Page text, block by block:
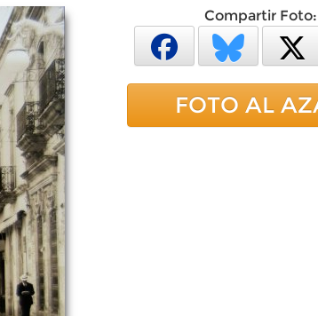
Compartir Foto:
FOTO AL